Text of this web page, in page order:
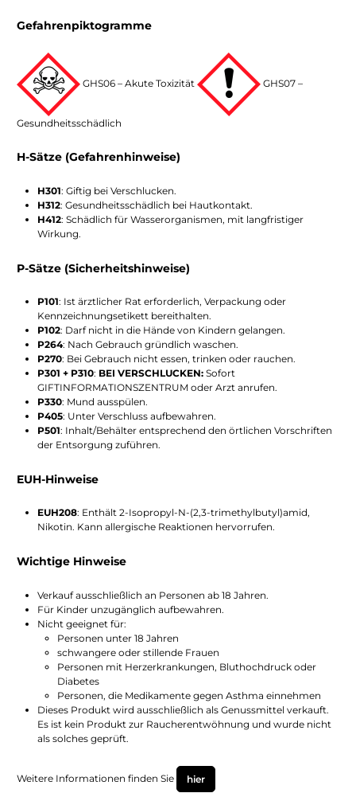
Gefahrenpiktogramme
GHS06 – Akute Toxizität GHS07 –
Gesundheitsschädlich
H-Sätze (Gefahrenhinweise)
H301: Giftig bei Verschlucken.
H312: Gesundheitsschädlich bei Hautkontakt.
H412: Schädlich für Wasserorganismen, mit langfristiger
Wirkung.
P-Sätze (Sicherheitshinweise)
P101: Ist ärztlicher Rat erforderlich, Verpackung oder
Kennzeichnungsetikett bereithalten.
P102: Darf nicht in die Hände von Kindern gelangen.
P264: Nach Gebrauch gründlich waschen.
P270: Bei Gebrauch nicht essen, trinken oder rauchen.
P301 + P310: BEI VERSCHLUCKEN:Sofort
GIFTINFORMATIONSZENTRUM oder Arzt anrufen.
P330: Mund ausspülen.
P405: Unter Verschluss aufbewahren.
P501: Inhalt/Behälter entsprechend den örtlichen Vorschriften
der Entsorgung zuführen.
EUH-Hinweise
EUH208: Enthält 2-Isopropyl-N-(2,3-trimethylbutyl)amid,
Nikotin. Kann allergische Reaktionen hervorrufen.
Wichtige Hinweise
Verkauf ausschließlich an Personen ab 18 Jahren.
Für Kinder unzugänglich aufbewahren.
Nicht geeignet für:
Personen unter 18 Jahren
schwangere oder stillende Frauen
Personen mit Herzerkrankungen, Bluthochdruck oder
Diabetes
Personen, die Medikamente gegen Asthma einnehmen
Dieses Produkt wird ausschließlich als Genussmittel verkauft.
Es ist kein Produkt zur Raucherentwöhnung und wurde nicht
als solches geprüft.
Weitere Informationen finden Sie hier